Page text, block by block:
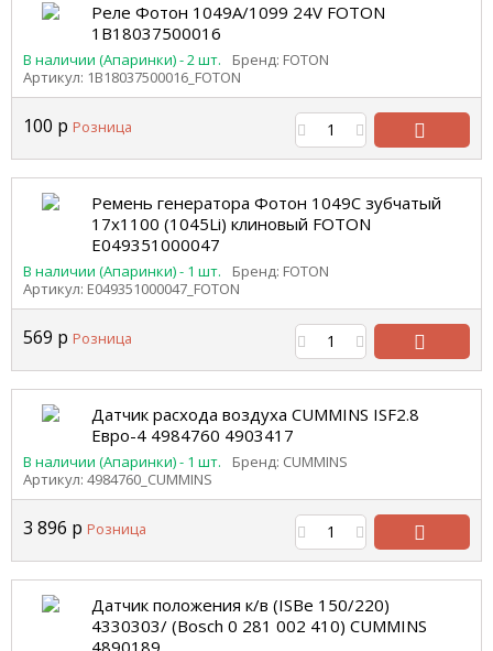
Реле Фотон 1049А/1099 24V FOTON
1В18037500016
В наличии (Апаринки) - 2 шт.
Бренд: FOTON
Артикул: 1В18037500016_FOTON
100 р Розница
В
корзину
Ремень генератора Фотон 1049С зубчатый
17x1100 (1045Li) клиновый FOTON
E049351000047
В наличии (Апаринки) - 1 шт.
Бренд: FOTON
Артикул: E049351000047_FOTON
569 р Розница
В
корзину
Датчик расхода воздуха CUMMINS ISF2.8
Евро-4 4984760 4903417
В наличии (Апаринки) - 1 шт.
Бренд: CUMMINS
Артикул: 4984760_CUMMINS
3 896 р Розница
В
Датчик положения к/в (ISBe 150/220)
4330303/ (Bosch 0 281 002 410) CUMMINS